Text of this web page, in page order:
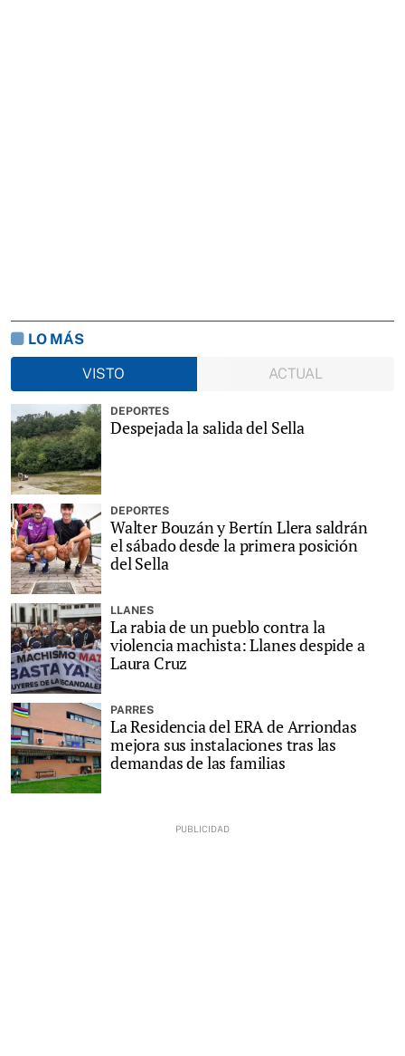
LO MÁS
VISTO
ACTUAL
DEPORTES
Despejada la salida del Sella
DEPORTES
Walter Bouzán y Bertín Llera saldrán
el sábado desde la primera posición
del Sella
LLANES
La rabia de un pueblo contra la
violencia machista: Llanes despide a
Laura Cruz
PARRES
La Residencia del ERA de Arriondas
mejora sus instalaciones tras las
demandas de las familias